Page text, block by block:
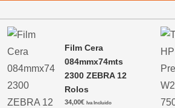
Film Cera
084mmx74mts
2300 ZEBRA 12
Rolos
34,00€ Iva Incluido